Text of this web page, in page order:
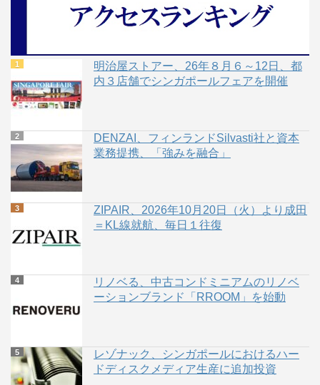
明治屋ストアー、26年８月６～12日、都
内３店舗でシンガポールフェアを開催
DENZAI、フィンランドSilvasti社と資本
業務提携、「強みを融合」
ZIPAIR、2026年10月20日（火）より成田
＝KL線就航、毎日１往復
リノベる、中古コンドミニアムのリノベ
ーションブランド「RROOM」を始動
レゾナック、シンガポールにおけるハー
ドディスクメディア生産に追加投資